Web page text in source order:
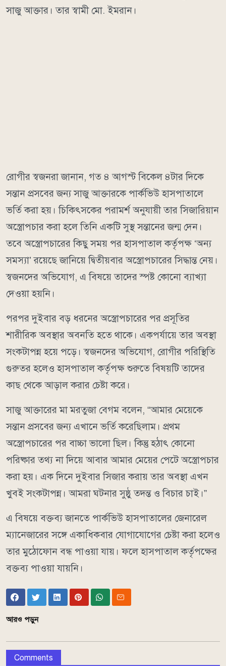
সাজু আক্তার। তার স্বামী মো. ইমরান।
রোগীর স্বজনরা জানান, গত ৪ আগস্ট বিকেল ৪টার দিকে
সন্তান প্রসবের জন্য সাজু আক্তারকে পার্কভিউ হাসপাতালে
ভর্তি করা হয়। চিকিৎসকের পরামর্শ অনুযায়ী তার সিজারিয়ান
অস্ত্রোপচার করা হলে তিনি একটি সুস্থ সন্তানের জন্ম দেন।
তবে অস্ত্রোপচারের কিছু সময় পর হাসপাতাল কর্তৃপক্ষ ‘অন্য
সমস্যা’ রয়েছে জানিয়ে দ্বিতীয়বার অস্ত্রোপচারের সিদ্ধান্ত নেয়।
স্বজনদের অভিযোগ, এ বিষয়ে তাদের স্পষ্ট কোনো ব্যাখ্যা
দেওয়া হয়নি।
পরপর দুইবার বড় ধরনের অস্ত্রোপচারের পর প্রসূতির
শারীরিক অবস্থার অবনতি হতে থাকে। একপর্যায়ে তার অবস্থা
সংকটাপন্ন হয়ে পড়ে। স্বজনদের অভিযোগ, রোগীর পরিস্থিতি
গুরুতর হলেও হাসপাতাল কর্তৃপক্ষ শুরুতে বিষয়টি তাদের
কাছ থেকে আড়াল করার চেষ্টা করে।
সাজু আক্তারের মা মরতুজা বেগম বলেন, “আমার মেয়েকে
সন্তান প্রসবের জন্য এখানে ভর্তি করেছিলাম। প্রথম
অস্ত্রোপচারের পর বাচ্চা ভালো ছিল। কিন্তু হঠাৎ কোনো
পরিষ্কার তথ্য না দিয়ে আবার আমার মেয়ের পেটে অস্ত্রোপচার
করা হয়। এক দিনে দুইবার সিজার করায় তার অবস্থা এখন
খুবই সংকটাপন্ন। আমরা ঘটনার সুষ্ঠু তদন্ত ও বিচার চাই।”
এ বিষয়ে বক্তব্য জানতে পার্কভিউ হাসপাতালের জেনারেল
ম্যানেজারের সঙ্গে একাধিকবার যোগাযোগের চেষ্টা করা হলেও
তার মুঠোফোন বন্ধ পাওয়া যায়। ফলে হাসপাতাল কর্তৃপক্ষের
বক্তব্য পাওয়া যায়নি।
আরও পড়ুন
Comments